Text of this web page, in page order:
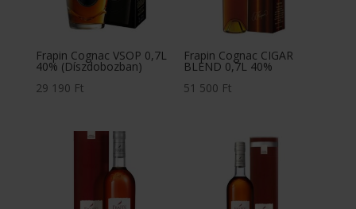
Frapin Cognac VSOP 0,7L
40% (Díszdobozban)
29 190 Ft
Frapin Cognac CIGAR
BLEND 0,7L 40%
51 500 Ft